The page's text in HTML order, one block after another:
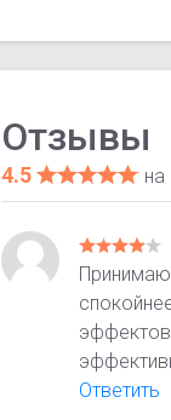
Отзывы
4.5 на
эффектов
Ответить